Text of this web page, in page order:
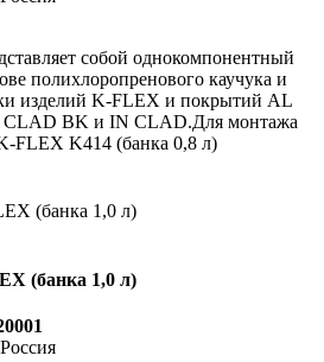
собой однокомпонентный
полихлоропренового каучука и
изделий K-FLEX и покрытий AL
BK и IN CLAD.Для монтажа
FLEX K414 (банка 0,8 л)
(банка 1,0 л)